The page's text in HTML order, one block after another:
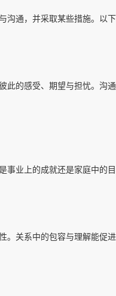
沟通，并采取某些措施。以
此的感受、期望与担忧。沟
事业上的成就还是家庭中的
。关系中的包容与理解能促